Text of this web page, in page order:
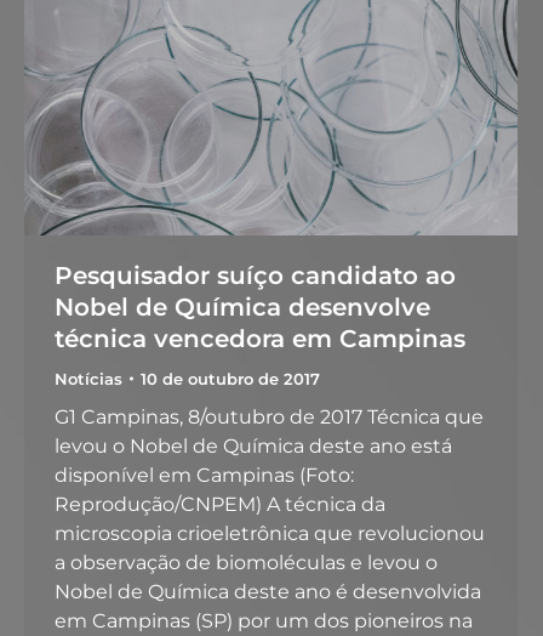
Pesquisador suíço candidato ao
Nobel de Química desenvolve
técnica vencedora em Campinas
Notícias 10 de outubro de 2017
G1 Campinas, 8/outubro de 2017 Técnica que
levou o Nobel de Química deste ano está
disponível em Campinas (Foto:
Reprodução/CNPEM) A técnica da
microscopia crioeletrônica que revolucionou
a observação de biomoléculas e levou o
Nobel de Química deste ano é desenvolvida
em Campinas (SP) por um dos pioneiros na